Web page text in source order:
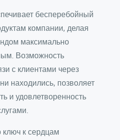
бесперебойный
компании, делая
максимально
Возможность
с клиентами через
находились, позволяет
и удовлетворенность
ключ к сердцам